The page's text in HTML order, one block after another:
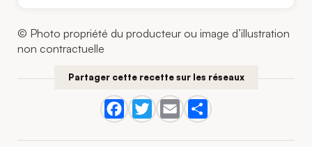
© Photo propriété du producteur ou image d’illustration
non contractuelle
Partager cette recette sur les réseaux